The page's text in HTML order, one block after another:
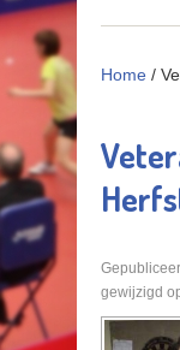
Home /
gewijzigd